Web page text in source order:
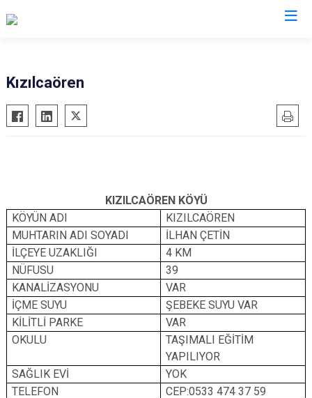
Dörtdivan
Gerede
Mudurnu
Seben
Yeniçağa
Kızılcaören
KIZILCAÖREN KÖYÜ
KÖYÜN ADI
KIZILCAÖREN
MUHTARIN ADI SOYADI
İLHAN ÇETİN
İLÇEYE UZAKLIĞI
4 KM
NÜFUSU
39
KANALİZASYONU
VAR
İÇME SUYU
ŞEBEKE SUYU VAR
KİLİTLİ PARKE
VAR
OKULU
TAŞIMALI EĞİTİM
YAPILIYOR
SAĞLIK EVİ
YOK
TELEFON
CEP:0533 474 37 59